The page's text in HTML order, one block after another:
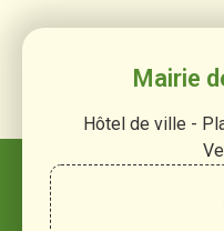
Mairie
Hôtel de ville -